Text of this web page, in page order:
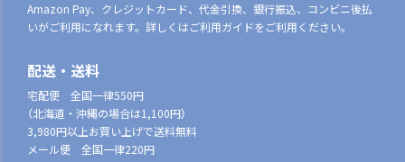
Amazon Pay、クレジットカード、代金引換、銀行振込、コンビニ後払
いがご利用になれます。詳しくはご利用ガイドをご利用ください。
配送・送料
宅配便 全国一律550円
（北海道・沖縄の場合は1,100円）
3,980円以上お買い上げで送料無料
メール便 全国一律220円